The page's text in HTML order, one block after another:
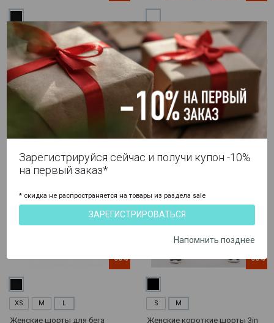
Женские шорты для фитнеса
2в1 SKINS серия 3
5 990 ₽ 2 995 ₽
Артикул ST40730719001
S
Женские компрессионные
средние шорты SKINS серия 3
smp
9 990 ₽ 4 995 ₽
Артикул ST4030002
-50%
XS M L
Женские шорты для бега
-50%
S M
Женские короткие шорты 3in
Зарегистрируйся сейчас и получи купон -10%
на первый заказ*
* скидка не распространяется на товары из раздела sale
ЗАРЕГИСТРИРОВАТЬСЯ
Напомнить позднее